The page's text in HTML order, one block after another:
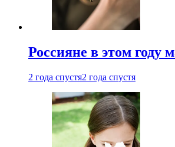
Россияне в этом году
2 года спустя2 года спустя